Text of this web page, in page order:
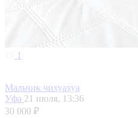
1
Мальчик чихуахуа
Уфа 21 июля, 13:36
30 000 ₽